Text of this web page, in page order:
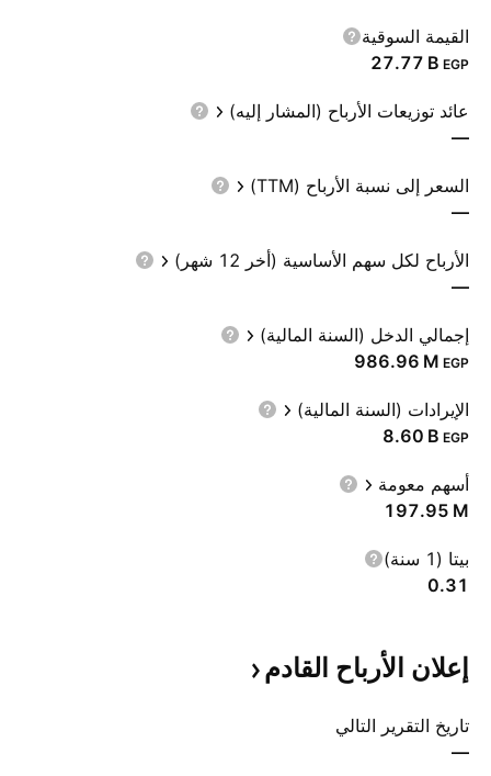
القيمة السوقية
‪27.77 B‬ EGP
عائد توزيعات الأرباح (المشار إليه)
—
السعر إلى نسبة الأرباح (TTM)
—
الأرباح لكل سهم الأساسية (أخر 12 شهر)
—
إجمالي الدخل (السنة المالية)
‪986.96 M‬ EGP
الإيرادات (السنة المالية)
‪8.60 B‬ EGP
أسهم معومة
‪197.95 M‬
بيتا (1 سنة)
0.31
إعلان الأرباح القادم
تاريخ التقرير التالي
—